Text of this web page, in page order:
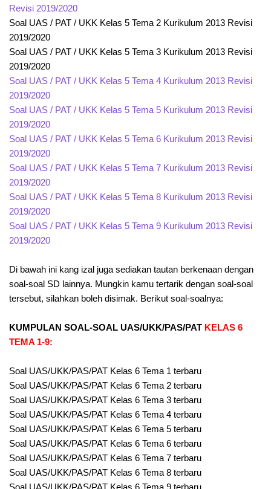
Revisi 2019/2020
Soal UAS / PAT / UKK Kelas 5 Tema 2 Kurikulum 2013 Revisi
2019/2020
Soal UAS / PAT / UKK Kelas 5 Tema 3 Kurikulum 2013 Revisi
2019/2020
Soal UAS / PAT / UKK Kelas 5 Tema 4 Kurikulum 2013 Revisi
2019/2020
Soal UAS / PAT / UKK Kelas 5 Tema 5 Kurikulum 2013 Revisi
2019/2020
Soal UAS / PAT / UKK Kelas 5 Tema 6 Kurikulum 2013 Revisi
2019/2020
Soal UAS / PAT / UKK Kelas 5 Tema 7 Kurikulum 2013 Revisi
2019/2020
Soal UAS / PAT / UKK Kelas 5 Tema 8 Kurikulum 2013 Revisi
2019/2020
Soal UAS / PAT / UKK Kelas 5 Tema 9 Kurikulum 2013 Revisi
2019/2020
Di bawah ini kang izal juga sediakan tautan berkenaan dengan
soal-soal SD lainnya. Mungkin kamu tertarik dengan soal-soal
tersebut, silahkan boleh disimak. Berikut soal-soalnya:
KUMPULAN SOAL-SOAL UAS/UKK/PAS/PAT KELAS 6
TEMA 1-9:
Soal UAS/UKK/PAS/PAT Kelas 6 Tema 1 terbaru
Soal UAS/UKK/PAS/PAT Kelas 6 Tema 2 terbaru
Soal UAS/UKK/PAS/PAT Kelas 6 Tema 3 terbaru
Soal UAS/UKK/PAS/PAT Kelas 6 Tema 4 terbaru
Soal UAS/UKK/PAS/PAT Kelas 6 Tema 5 terbaru
Soal UAS/UKK/PAS/PAT Kelas 6 Tema 6 terbaru
Soal UAS/UKK/PAS/PAT Kelas 6 Tema 7 terbaru
Soal UAS/UKK/PAS/PAT Kelas 6 Tema 8 terbaru